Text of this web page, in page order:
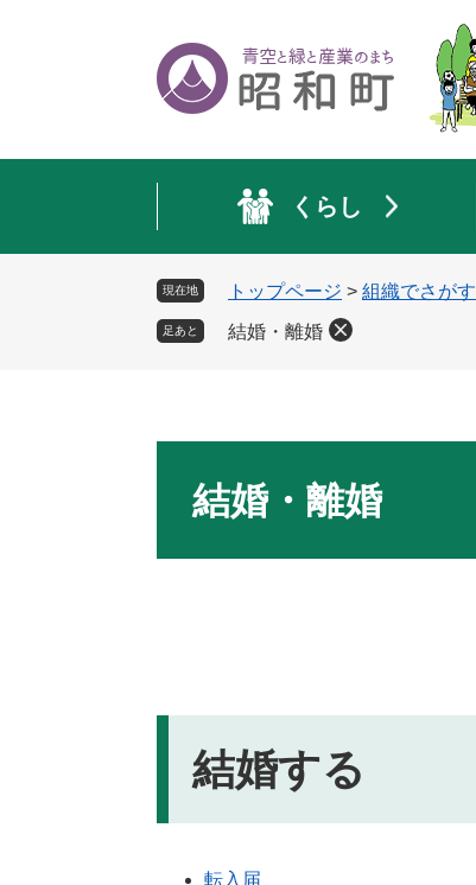
頭
飛
くらし
現在地 トップページ > 組織でさがす
足あと 結婚・離婚
結婚・離婚
結婚する
転入届